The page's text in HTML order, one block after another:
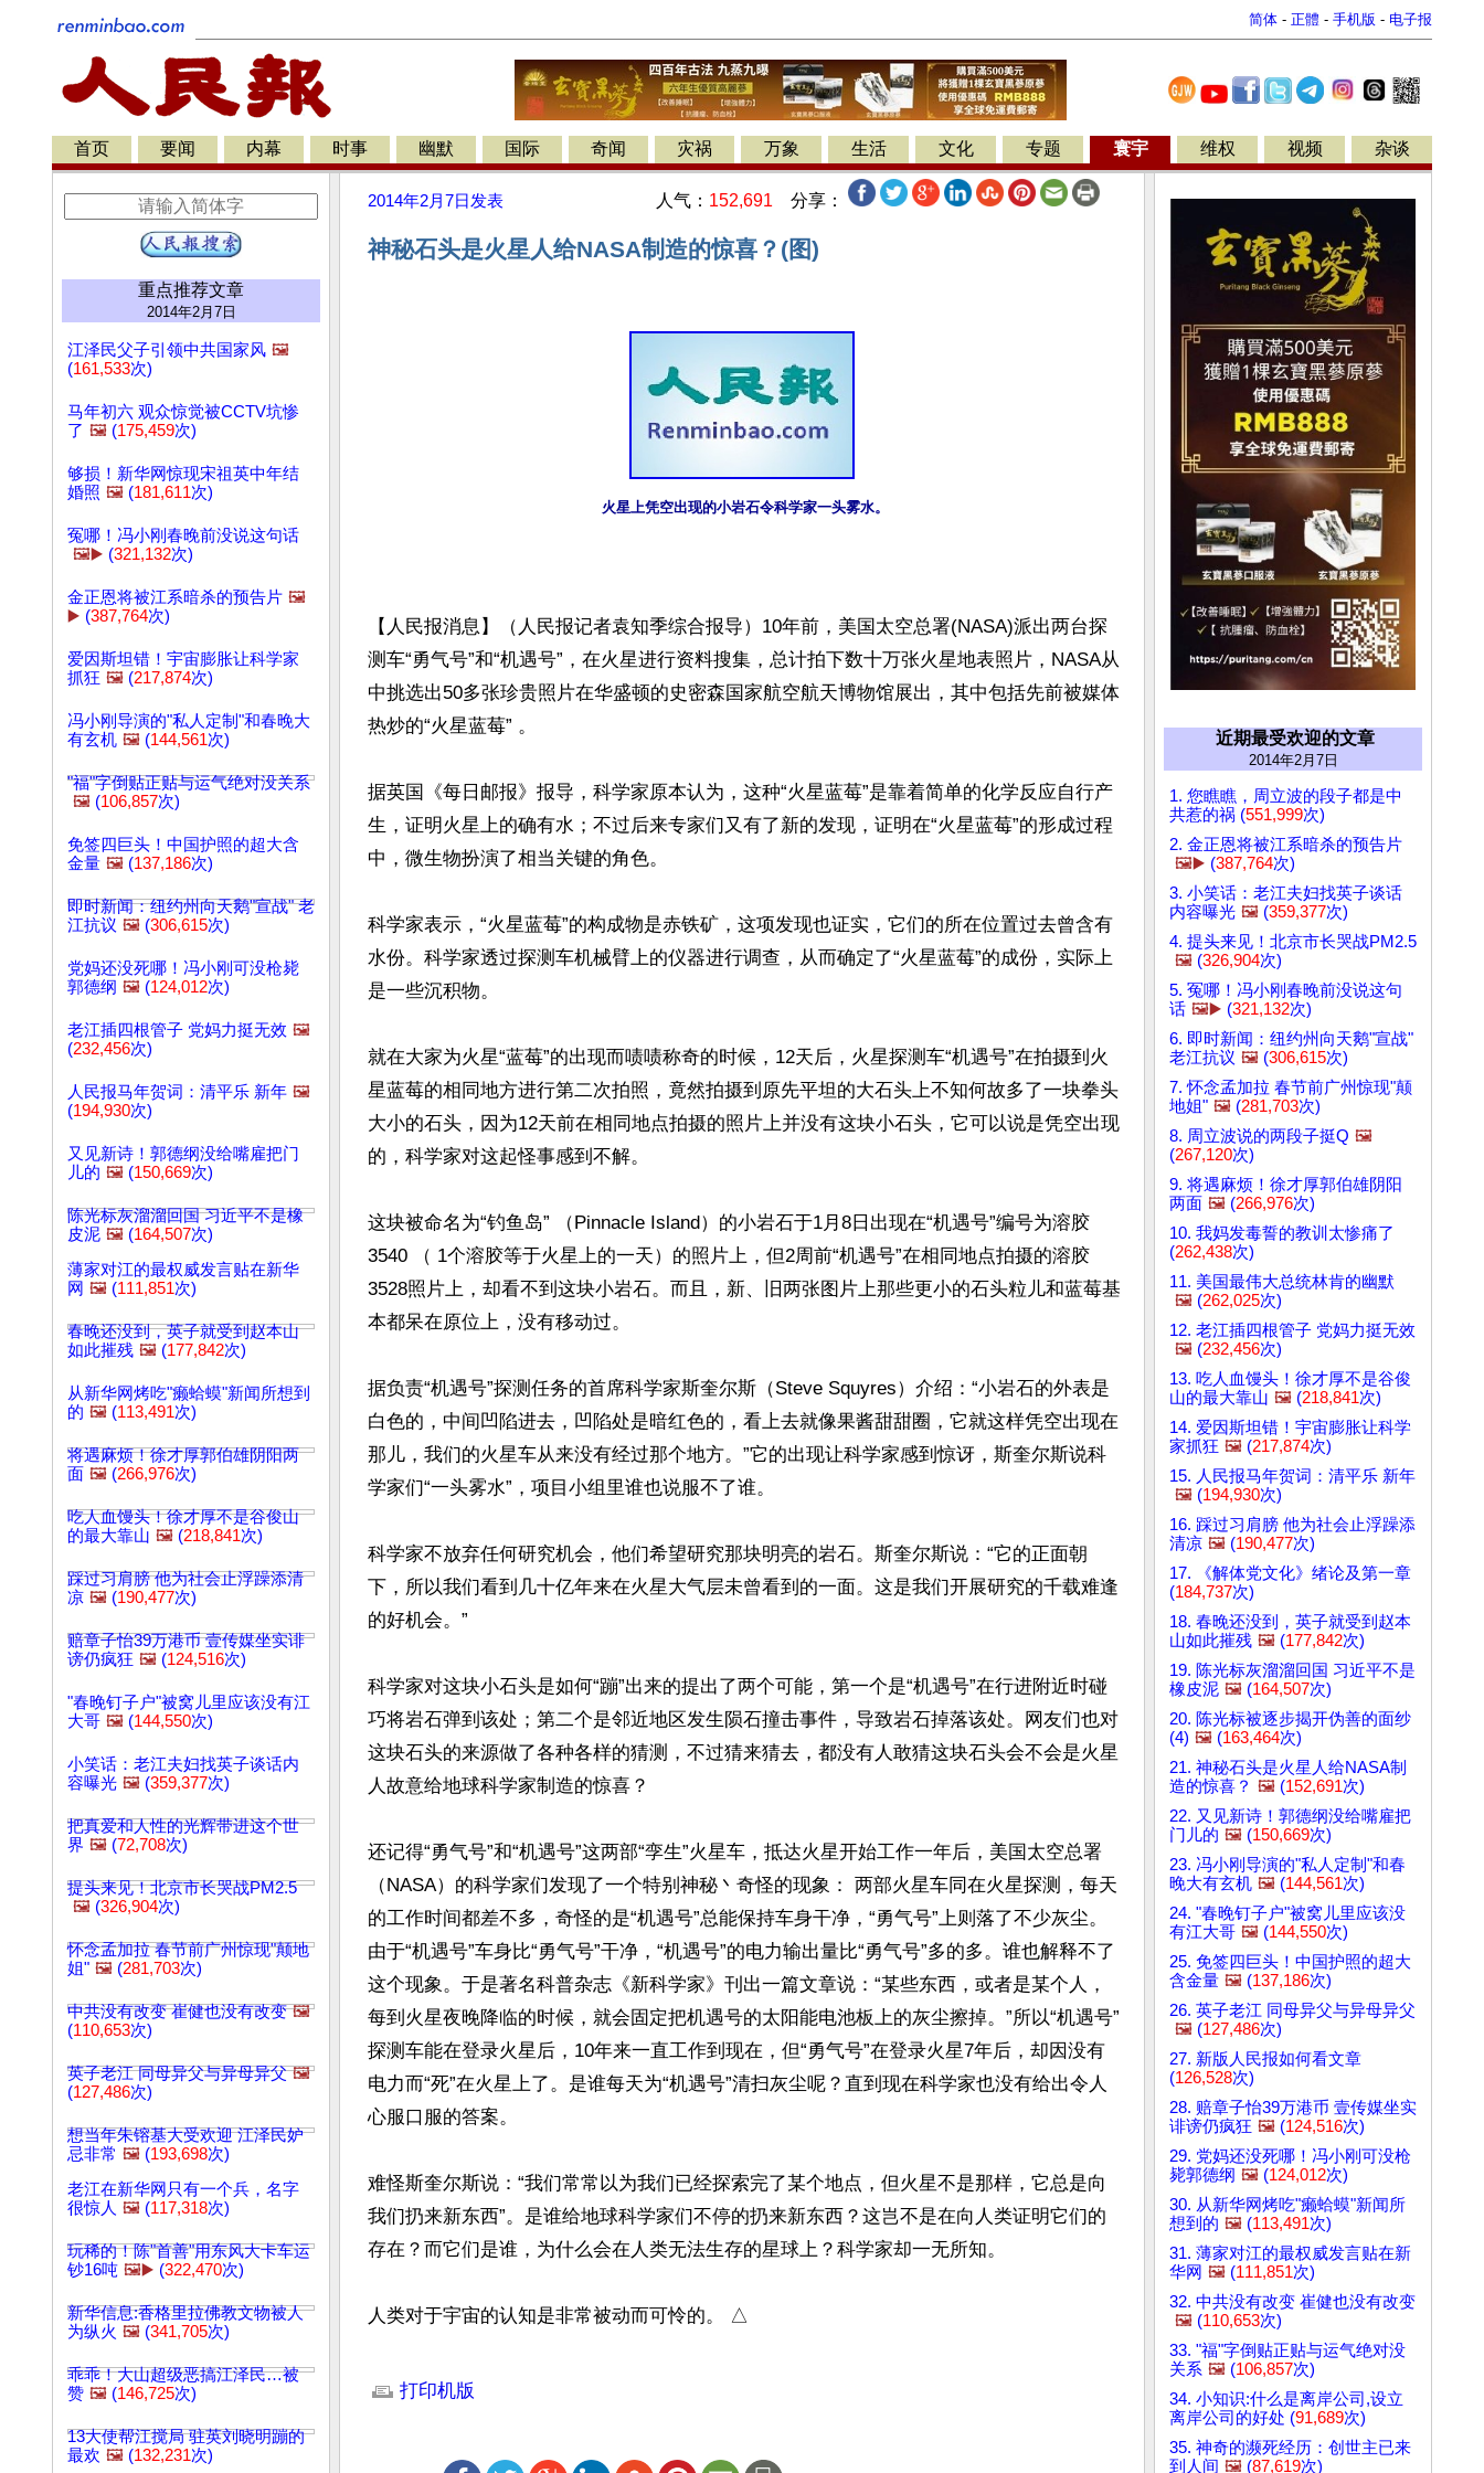
简体 - 正體 - 手机版 - 电子报
首页 要闻 内幕 时事 幽默 国际 奇闻 灾祸 万象 生活 文化 专题 寰宇 维权 视频 杂谈
重点推荐文章
2014年2月7日
江泽民父子引领中共国家风 🖼️
(161,533次)
马年初六 观众惊觉被CCTV坑惨
了 🖼️ (175,459次)
够损！新华网惊现宋祖英中年结
婚照 🖼️ (181,611次)
冤哪！冯小刚春晚前没说这句话
🖼️▶️ (321,132次)
金正恩将被江系暗杀的预告片 🖼️
▶️ (387,764次)
爱因斯坦错！宇宙膨胀让科学家
抓狂 🖼️ (217,874次)
冯小刚导演的"私人定制"和春晚大
有玄机 🖼️ (144,561次)
"福"字倒贴正贴与运气绝对没关系
🖼️ (106,857次)
免签四巨头！中国护照的超大含
金量 🖼️ (137,186次)
即时新闻：纽约州向天鹅"宣战" 老
江抗议 🖼️ (306,615次)
党妈还没死哪！冯小刚可没枪毙
郭德纲 🖼️ (124,012次)
老江插四根管子 党妈力挺无效 🖼️
(232,456次)
人民报马年贺词：清平乐 新年 🖼️
(194,930次)
又见新诗！郭德纲没给嘴雇把门
儿的 🖼️ (150,669次)
陈光标灰溜溜回国 习近平不是橡
皮泥 🖼️ (164,507次)
薄家对江的最权威发言贴在新华
网 🖼️ (111,851次)
春晚还没到，英子就受到赵本山
如此摧残 🖼️ (177,842次)
从新华网烤吃"癞蛤蟆"新闻所想到
的 🖼️ (113,491次)
将遇麻烦！徐才厚郭伯雄阴阳两
面 🖼️ (266,976次)
吃人血馒头！徐才厚不是谷俊山
的最大靠山 🖼️ (218,841次)
踩过习肩膀 他为社会止浮躁添清
凉 🖼️ (190,477次)
赔章子怡39万港币 壹传媒坐实诽
谤仍疯狂 🖼️ (124,516次)
"春晚钉子户"被窝儿里应该没有江
大哥 🖼️ (144,550次)
小笑话：老江夫妇找英子谈话内
容曝光 🖼️ (359,377次)
把真爱和人性的光辉带进这个世
界 🖼️ (72,708次)
提头来见！北京市长哭战PM2.5
🖼️ (326,904次)
怀念孟加拉 春节前广州惊现"颠地
姐" 🖼️ (281,703次)
中共没有改变 崔健也没有改变 🖼️
(110,653次)
英子老江 同母异父与异母异父 🖼️
(127,486次)
想当年朱镕基大受欢迎 江泽民妒
忌非常 🖼️ (193,698次)
老江在新华网只有一个兵，名字
很惊人 🖼️ (117,318次)
玩稀的！陈"首善"用东风大卡车运
钞16吨 🖼️▶️ (322,470次)
新华信息:香格里拉佛教文物被人
为纵火 🖼️ (341,705次)
乖乖！大山超级恶搞江泽民…被
赞 🖼️ (146,725次)
13大使帮江搅局 驻英刘晓明蹦的
最欢 🖼️ (132,231次)
2014年2月7日 发表 人气： 152,691 分享：
神秘石头是火星人给NASA制造的惊喜？(图)
火星上凭空出现的小岩石令科学家一头雾水。
【人民报消息】（人民报记者袁知季综合报导）10年前，美国太空总署(NASA)派出两台探
测车“勇气号”和“机遇号”，在火星进行资料搜集，总计拍下数十万张火星地表照片，NASA从
中挑选出50多张珍贵照片在华盛顿的史密森国家航空航天博物馆展出，其中包括先前被媒体
热炒的“火星蓝莓” 。
据英国《每日邮报》报导，科学家原本认为，这种“火星蓝莓”是靠着简单的化学反应自行产
生，证明火星上的确有水；不过后来专家们又有了新的发现，证明在“火星蓝莓”的形成过程
中，微生物扮演了相当关键的角色。
科学家表示，“火星蓝莓”的构成物是赤铁矿，这项发现也证实，它们的所在位置过去曾含有
水份。科学家透过探测车机械臂上的仪器进行调查，从而确定了“火星蓝莓”的成份，实际上
是一些沉积物。
就在大家为火星“蓝莓”的出现而啧啧称奇的时候，12天后，火星探测车“机遇号”在拍摄到火
星蓝莓的相同地方进行第二次拍照，竟然拍摄到原先平坦的大石头上不知何故多了一块拳头
大小的石头，因为12天前在相同地点拍摄的照片上并没有这块小石头，它可以说是凭空出现
的，科学家对这起怪事感到不解。
这块被命名为“钓鱼岛” （Pinnacle Island）的小岩石于1月8日出现在“机遇号”编号为溶胶
3540 （ 1个溶胶等于火星上的一天）的照片上，但2周前“机遇号”在相同地点拍摄的溶胶
3528照片上，却看不到这块小岩石。而且，新、旧两张图片上那些更小的石头粒儿和蓝莓基
本都呆在原位上，没有移动过。
据负责“机遇号”探测任务的首席科学家斯奎尔斯（Steve Squyres）介绍：“小岩石的外表是
白色的，中间凹陷进去，凹陷处是暗红色的，看上去就像果酱甜甜圈，它就这样凭空出现在
那儿，我们的火星车从来没有经过那个地方。”它的出现让科学家感到惊讶，斯奎尔斯说科
学家们“一头雾水”，项目小组里谁也说服不了谁。
科学家不放弃任何研究机会，他们希望研究那块明亮的岩石。斯奎尔斯说：“它的正面朝
下，所以我们看到几十亿年来在火星大气层未曾看到的一面。这是我们开展研究的千载难逢
的好机会。”
科学家对这块小石头是如何“蹦”出来的提出了两个可能，第一个是“机遇号”在行进附近时碰
巧将岩石弹到该处；第二个是邻近地区发生陨石撞击事件，导致岩石掉落该处。网友们也对
这块石头的来源做了各种各样的猜测，不过猜来猜去，都没有人敢猜这块石头会不会是火星
人故意给地球科学家制造的惊喜？
还记得“勇气号”和“机遇号”这两部“孪生”火星车，抵达火星开始工作一年后，美国太空总署
（NASA）的科学家们发现了一个特别神秘丶奇怪的现象： 两部火星车同在火星探测，每天
的工作时间都差不多，奇怪的是“机遇号”总能保持车身干净，“勇气号”上则落了不少灰尘。
由于“机遇号”车身比“勇气号”干净，“机遇号”的电力输出量比“勇气号”多的多。谁也解释不了
这个现象。于是著名科普杂志《新科学家》刊出一篇文章说：“某些东西，或者是某个人，
每到火星夜晚降临的时候，就会固定把机遇号的太阳能电池板上的灰尘擦掉。”所以“机遇号”
探测车能在登录火星后，10年来一直工作到现在，但“勇气号”在登录火星7年后，却因没有
电力而“死”在火星上了。是谁每天为“机遇号”清扫灰尘呢？直到现在科学家也没有给出令人
心服口服的答案。
难怪斯奎尔斯说：“我们常常以为我们已经探索完了某个地点，但火星不是那样，它总是向
我们扔来新东西”。是谁给地球科学家们不停的扔来新东西？这岂不是在向人类证明它们的
存在？而它们是谁，为什么会在人类无法生存的星球上？科学家却一无所知。
人类对于宇宙的认知是非常被动而可怜的。 △
打印机版
近期最受欢迎的文章
2014年2月7日
1. 您瞧瞧，周立波的段子都是中
共惹的祸 (551,999次)
2. 金正恩将被江系暗杀的预告片
🖼️▶️ (387,764次)
3. 小笑话：老江夫妇找英子谈话
内容曝光 🖼️ (359,377次)
4. 提头来见！北京市长哭战PM2.5
🖼️ (326,904次)
5. 冤哪！冯小刚春晚前没说这句
话 🖼️▶️ (321,132次)
6. 即时新闻：纽约州向天鹅"宣战"
老江抗议 🖼️ (306,615次)
7. 怀念孟加拉 春节前广州惊现"颠
地姐" 🖼️ (281,703次)
8. 周立波说的两段子挺Q 🖼️
(267,120次)
9. 将遇麻烦！徐才厚郭伯雄阴阳
两面 🖼️ (266,976次)
10. 我妈发毒誓的教训太惨痛了
(262,438次)
11. 美国最伟大总统林肯的幽默
🖼️ (262,025次)
12. 老江插四根管子 党妈力挺无效
🖼️ (232,456次)
13. 吃人血馒头！徐才厚不是谷俊
山的最大靠山 🖼️ (218,841次)
14. 爱因斯坦错！宇宙膨胀让科学
家抓狂 🖼️ (217,874次)
15. 人民报马年贺词：清平乐 新年
🖼️ (194,930次)
16. 踩过习肩膀 他为社会止浮躁添
清凉 🖼️ (190,477次)
17. 《解体党文化》绪论及第一章
(184,737次)
18. 春晚还没到，英子就受到赵本
山如此摧残 🖼️ (177,842次)
19. 陈光标灰溜溜回国 习近平不是
橡皮泥 🖼️ (164,507次)
20. 陈光标被逐步揭开伪善的面纱
(4) 🖼️ (163,464次)
21. 神秘石头是火星人给NASA制
造的惊喜？ 🖼️ (152,691次)
22. 又见新诗！郭德纲没给嘴雇把
门儿的 🖼️ (150,669次)
23. 冯小刚导演的"私人定制"和春
晚大有玄机 🖼️ (144,561次)
24. "春晚钉子户"被窝儿里应该没
有江大哥 🖼️ (144,550次)
25. 免签四巨头！中国护照的超大
含金量 🖼️ (137,186次)
26. 英子老江 同母异父与异母异父
🖼️ (127,486次)
27. 新版人民报如何看文章
(126,528次)
28. 赔章子怡39万港币 壹传媒坐实
诽谤仍疯狂 🖼️ (124,516次)
29. 党妈还没死哪！冯小刚可没枪
毙郭德纲 🖼️ (124,012次)
30. 从新华网烤吃"癞蛤蟆"新闻所
想到的 🖼️ (113,491次)
31. 薄家对江的最权威发言贴在新
华网 🖼️ (111,851次)
32. 中共没有改变 崔健也没有改变
🖼️ (110,653次)
33. "福"字倒贴正贴与运气绝对没
关系 🖼️ (106,857次)
34. 小知识:什么是离岸公司,设立
离岸公司的好处 (91,689次)
35. 神奇的濒死经历：创世主已来
到人间 🖼️ (87,619次)